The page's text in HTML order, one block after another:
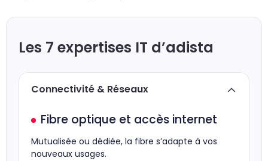
Les 7 expertises IT d’adista
Connectivité & Réseaux
Fibre optique et accès internet
Mutualisée ou dédiée, la fibre s’adapte à vos
nouveaux usages.